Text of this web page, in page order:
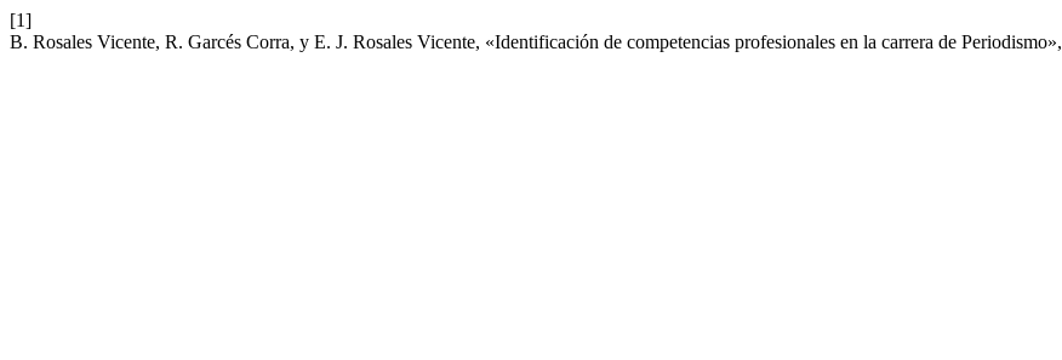
[1]
B. Rosales Vicente, R. Garcés Corra, y E. J. Rosales Vicente, «Identificación de competencias profesionales en la carrera de Periodismo»,